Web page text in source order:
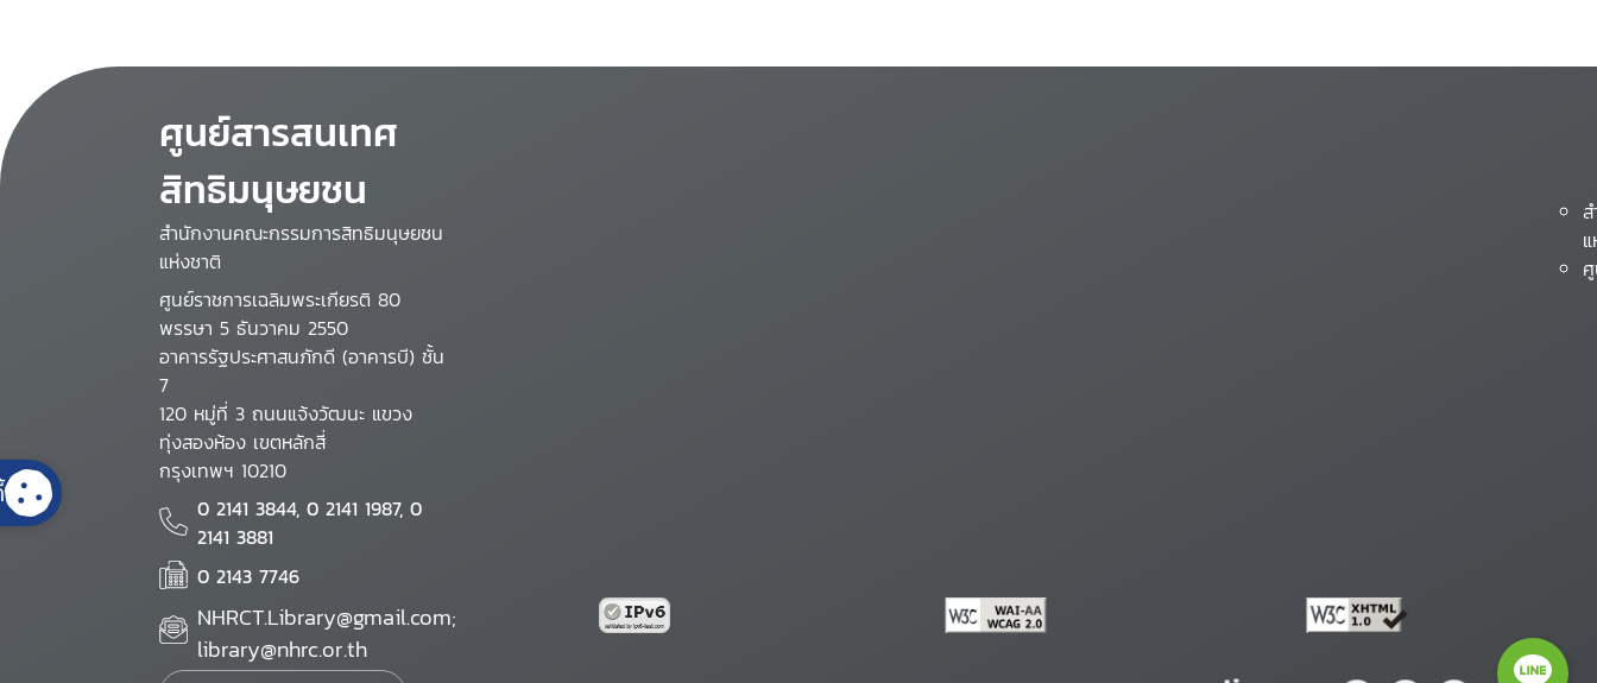
ศูนย์สารสนเทศ
สิทธิมนุษยชน
สำนักงานคณะกรรมการสิทธิมนุษยชน
แห่งชาติ
ศูนย์ราชการเฉลิมพระเกียรติ 80
พรรษา 5 ธันวาคม 2550
อาคารรัฐประศาสนภักดี (อาคารบี) ชั้น
7
120 หมู่ที่ 3 ถนนแจ้งวัฒนะ แขวง
ทุ่งสองห้อง เขตหลักสี่
กรุงเทพฯ 10210
0 2141 3844, 0 2141 1987, 0
2141 3881
0 2143 7746
NHRCT.Library@gmail.com;
library@nhrc.or.th